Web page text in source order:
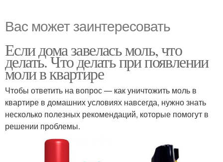
Вас может заинтересовать
Если дома завелась моль, что
делать. Что делать при появлении
моли в квартире
Чтобы ответить на вопрос — как уничтожить моль в
квартире в домашних условиях навсегда, нужно знать
несколько полезных рекомендаций, которые помогут в
решении проблемы.